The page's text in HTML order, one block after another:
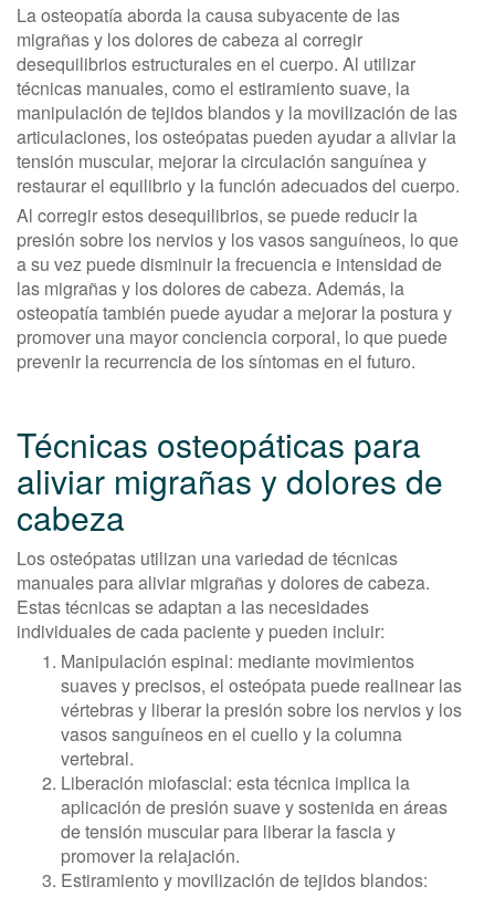
La osteopatía aborda la causa subyacente de las
migrañas y los dolores de cabeza al corregir
desequilibrios estructurales en el cuerpo. Al utilizar
técnicas manuales, como el estiramiento suave, la
manipulación de tejidos blandos y la movilización de las
articulaciones, los osteópatas pueden ayudar a aliviar la
tensión muscular, mejorar la circulación sanguínea y
restaurar el equilibrio y la función adecuados del cuerpo.
Al corregir estos desequilibrios, se puede reducir la
presión sobre los nervios y los vasos sanguíneos, lo que
a su vez puede disminuir la frecuencia e intensidad de
las migrañas y los dolores de cabeza. Además, la
osteopatía también puede ayudar a mejorar la postura y
promover una mayor conciencia corporal, lo que puede
prevenir la recurrencia de los síntomas en el futuro.
Técnicas osteopáticas para
aliviar migrañas y dolores de
cabeza
Los osteópatas utilizan una variedad de técnicas
manuales para aliviar migrañas y dolores de cabeza.
Estas técnicas se adaptan a las necesidades
individuales de cada paciente y pueden incluir:
Manipulación espinal: mediante movimientos
suaves y precisos, el osteópata puede realinear las
vértebras y liberar la presión sobre los nervios y los
vasos sanguíneos en el cuello y la columna
vertebral.
Liberación miofascial: esta técnica implica la
aplicación de presión suave y sostenida en áreas
de tensión muscular para liberar la fascia y
promover la relajación.
Estiramiento y movilización de tejidos blandos: